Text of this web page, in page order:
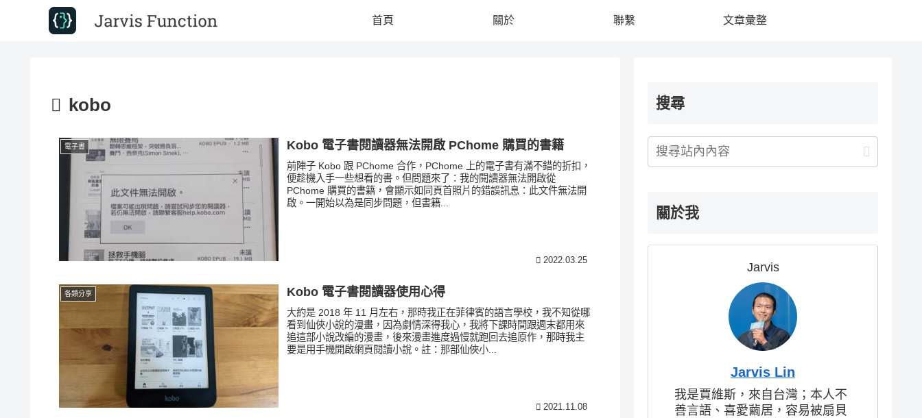
首頁 關於 聯繫 文章彙整
kobo
電子書 Kobo 電子書閱讀器無法開啟 PChome 購買的書籍
前陣子 Kobo 跟 PChome 合作，PChome 上的電子書有滿不錯的折扣，
便趁機入手一些想看的書。但問題來了：我的閱讀器無法開啟從
PChome 購買的書籍，會顯示如同頁首照片的錯誤訊息：此文件無法開
啟。一開始以為是同步問題，但書籍...
2022.03.25
各類分享 Kobo 電子書閱讀器使用心得
大約是 2018 年 11 月左右，那時我正在菲律賓的語言學校，我不知從哪
看到仙俠小說的漫畫，因為劇情深得我心，我將下課時間跟週末都用來
追這部小說改編的漫畫，後來漫畫進度過慢就跑回去追原作，那時我主
要是用手機開啟網頁閱讀小說。註：那部仙俠小...
2021.11.08
搜尋
關於我
Jarvis
Jarvis Lin
我是賈維斯，來自台灣；本人不
善言語、喜愛繭居，容易被扇貝